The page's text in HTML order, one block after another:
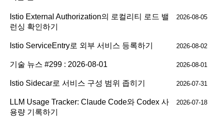
Istio External Authorization의 로컬리티 로드 밸
런싱 확인하기
2026-08-05
Istio ServiceEntry로 외부 서비스 등록하기 2026-08-02
기술 뉴스 #299 : 2026-08-01 2026-08-01
Istio Sidecar로 서비스 구성 범위 좁히기 2026-07-31
LLM Usage Tracker: Claude Code와 Codex 사
용량 기록하기
2026-07-18